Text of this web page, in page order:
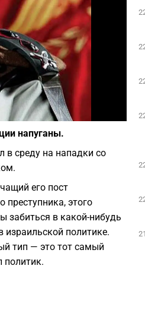
Фото: Википедия
напуганы.
в среду на нападки со
его пост
преступника, этого
забиться в какой-нибудь
израильской политике.
тип — это тот самый
политик.